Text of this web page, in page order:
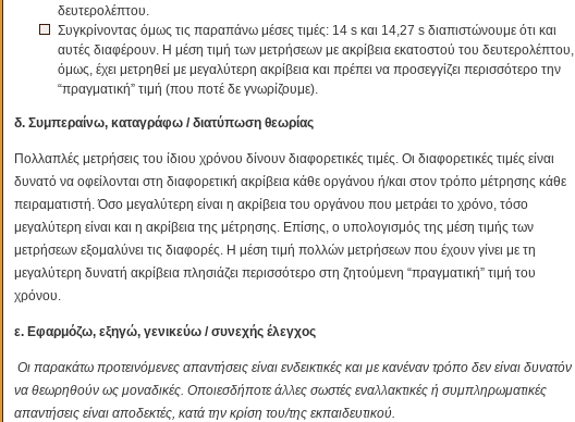
δευτερολέπτου.
Συγκρίνοντας όμως τις παραπάνω μέσες τιμές: 14 s και 14,27 s διαπιστώνουμε ότι και
αυτές διαφέρουν. Η μέση τιμή των μετρήσεων με ακρίβεια εκατοστού του δευτερολέπτου,
όμως, έχει μετρηθεί με μεγαλύτερη ακρίβεια και πρέπει να προσεγγίζει περισσότερο την
“πραγματική” τιμή (που ποτέ δε γνωρίζουμε).
δ. Συμπεραίνω, καταγράφω / διατύπωση θεωρίας
Πολλαπλές μετρήσεις του ίδιου χρόνου δίνουν διαφορετικές τιμές. Οι διαφορετικές τιμές είναι
δυνατό να οφείλονται στη διαφορετική ακρίβεια κάθε οργάνου ή/και στον τρόπο μέτρησης κάθε
πειραματιστή. Όσο μεγαλύτερη είναι η ακρίβεια του οργάνου που μετράει το χρόνο, τόσο
μεγαλύτερη είναι και η ακρίβεια της μέτρησης. Επίσης, ο υπολογισμός της μέση τιμής των
μετρήσεων εξομαλύνει τις διαφορές. Η μέση τιμή πολλών μετρήσεων που έχουν γίνει με τη
μεγαλύτερη δυνατή ακρίβεια πλησιάζει περισσότερο στη ζητούμενη “πραγματική” τιμή του
χρόνου.
ε. Εφαρμόζω, εξηγώ, γενικεύω / συνεχής έλεγχος
Οι παρακάτω προτεινόμενες απαντήσεις είναι ενδεικτικές και με κανέναν τρόπο δεν είναι δυνατόν
να θεωρηθούν ως μοναδικές. Οποιεσδήποτε άλλες σωστές εναλλακτικές ή συμπληρωματικές
απαντήσεις είναι αποδεκτές, κατά την κρίση του/της εκπαιδευτικού.